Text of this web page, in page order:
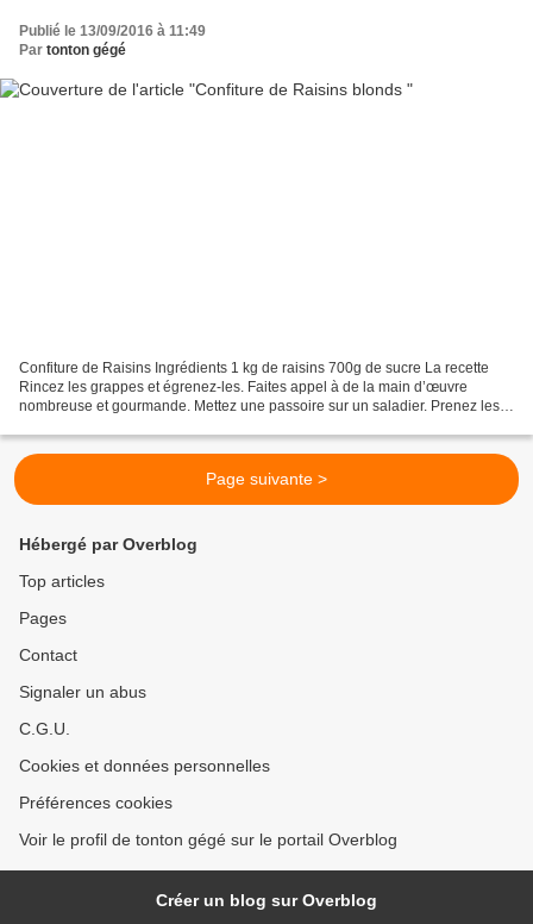
Publié le 13/09/2016 à 11:49
Par tonton gégé
Confiture de Raisins Ingrédients 1 kg de raisins 700g de sucre La recette
Rincez les grappes et égrenez-les. Faites appel à de la main d’œuvre
nombreuse et gourmande. Mettez une passoire sur un saladier. Prenez les
Page suivante >
Hébergé par Overblog
Top articles
Pages
Contact
Signaler un abus
C.G.U.
Cookies et données personnelles
Préférences cookies
Voir le profil de tonton gégé sur le portail Overblog
Créer un blog sur Overblog